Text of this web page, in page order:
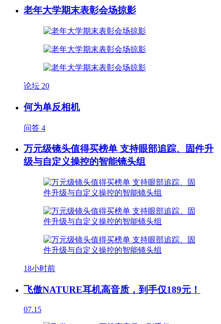
老年大学期末表彰会场掠影
论坛 20
何为单反相机
问答 4
万元级镜头值得买榜单 支持眼部追踪、固件升
级与自定义操控的智能镜头组
18小时前
飞傲NATURE耳机高音质，到手仅189元！
07.15